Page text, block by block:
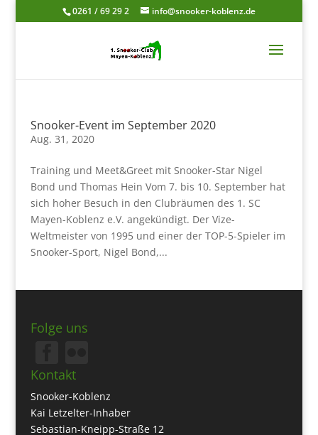
0261 / 69 29 2 info@snooker-koblenz.de
Snooker-Event im September 2020
Aug. 31, 2020
Training und Meet&Greet mit Snooker-Star Nigel
Bond und Thomas Hein Vom 7. bis 10. September hat
sich hoher Besuch in den Clubräumen des 1. SC
Mayen-Koblenz e.V. angekündigt. Der Vize-
Weltmeister von 1995 und einer der TOP-5-Spieler im
Snooker-Sport, Nigel Bond,...
Folge uns
Kontakt
Snooker-Koblenz
Kai Letzelter-Inhaber
Sebastian-Kneipp-Straße 12